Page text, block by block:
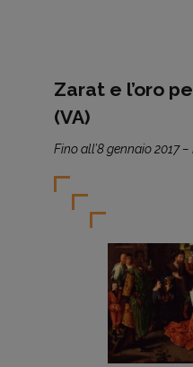
Zarat e l’oro
(VA)
Fino all’8 gennaio 2017